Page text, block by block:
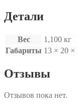
Детали
Вес
1,100 кг
Габариты 13 × 20 ×
Отзывы
Отзывов пока нет.